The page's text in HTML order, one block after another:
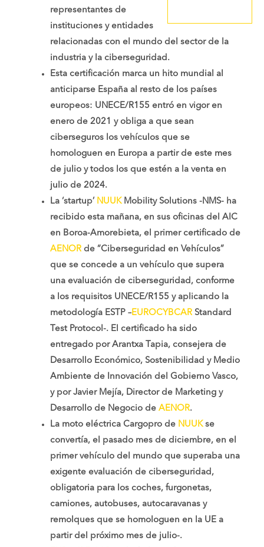
representantes de
instituciones y entidades
relacionadas con el mundo del sector de la
industria y la ciberseguridad.
Esta certificación marca un hito mundial al
anticiparse España al resto de los países
europeos: UNECE/R155 entró en vigor en
enero de 2021 y obliga a que sean
ciberseguros los vehículos que se
homologuen en Europa a partir de este mes
de julio y todos los que estén a la venta en
julio de 2024.
La ‘startup’ NUUK Mobility Solutions -NMS- ha
recibido esta mañana, en sus oficinas del AIC
en Boroa-Amorebieta, el primer certificado de
AENOR de “Ciberseguridad en Vehículos”
que se concede a un vehículo que supera
una evaluación de ciberseguridad, conforme
a los requisitos UNECE/R155 y aplicando la
metodología ESTP –EUROCYBCAR Standard
Test Protocol-. El certificado ha sido
entregado por Arantxa Tapia, consejera de
Desarrollo Económico, Sostenibilidad y Medio
Ambiente de Innovación del Gobierno Vasco,
y por Javier Mejía, Director de Marketing y
Desarrollo de Negocio de AENOR.
La moto eléctrica Cargopro de NUUK se
convertía, el pasado mes de diciembre, en el
primer vehículo del mundo que superaba una
exigente evaluación de ciberseguridad,
obligatoria para los coches, furgonetas,
camiones, autobuses, autocaravanas y
remolques que se homologuen en la UE a
partir del próximo mes de julio-.